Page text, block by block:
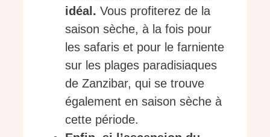
idéal. Vous profiterez de la
saison sèche, à la fois pour
les safaris et pour le farniente
sur les plages paradisiaques
de Zanzibar, qui se trouve
également en saison sèche à
cette période.